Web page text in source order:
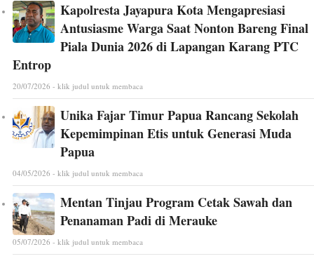
Kapolresta Jayapura Kota Mengapresiasi
Antusiasme Warga Saat Nonton Bareng Final
Piala Dunia 2026 di Lapangan Karang PTC
Entrop
20/07/2026 - klik judul untuk membaca
Unika Fajar Timur Papua Rancang Sekolah
Kepemimpinan Etis untuk Generasi Muda
Papua
04/05/2026 - klik judul untuk membaca
Mentan Tinjau Program Cetak Sawah dan
Penanaman Padi di Merauke
05/07/2026 - klik judul untuk membaca